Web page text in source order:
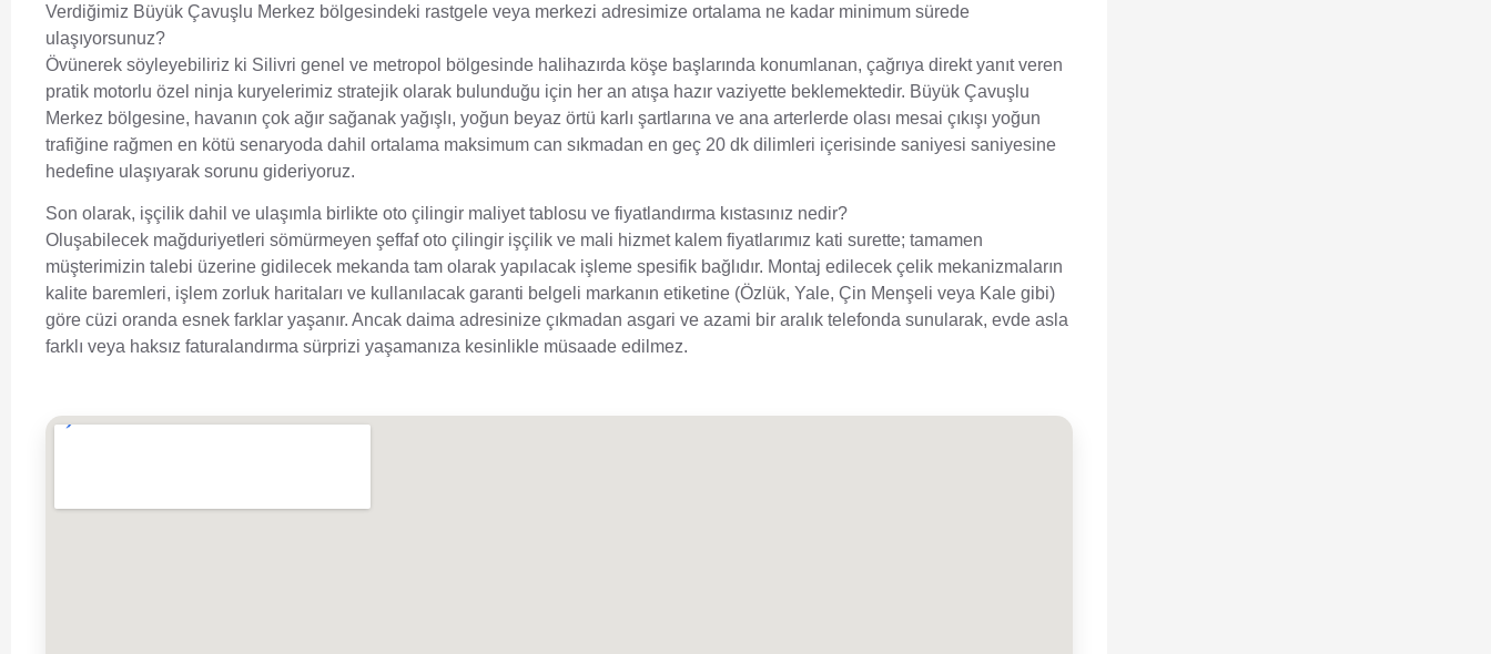
Verdiğimiz Büyük Çavuşlu Merkez bölgesindeki rastgele veya merkezi adresimize ortalama ne kadar minimum sürede
ulaşıyorsunuz?
Övünerek söyleyebiliriz ki Silivri genel ve metropol bölgesinde halihazırda köşe başlarında konumlanan, çağrıya direkt yanıt veren
pratik motorlu özel ninja kuryelerimiz stratejik olarak bulunduğu için her an atışa hazır vaziyette beklemektedir. Büyük Çavuşlu
Merkez bölgesine, havanın çok ağır sağanak yağışlı, yoğun beyaz örtü karlı şartlarına ve ana arterlerde olası mesai çıkışı yoğun
trafiğine rağmen en kötü senaryoda dahil ortalama maksimum can sıkmadan en geç 20 dk dilimleri içerisinde saniyesi saniyesine
hedefine ulaşıyarak sorunu gideriyoruz.
Son olarak, işçilik dahil ve ulaşımla birlikte oto çilingir maliyet tablosu ve fiyatlandırma kıstasınız nedir?
Oluşabilecek mağduriyetleri sömürmeyen şeffaf oto çilingir işçilik ve mali hizmet kalem fiyatlarımız kati surette; tamamen
müşterimizin talebi üzerine gidilecek mekanda tam olarak yapılacak işleme spesifik bağlıdır. Montaj edilecek çelik mekanizmaların
kalite baremleri, işlem zorluk haritaları ve kullanılacak garanti belgeli markanın etiketine (Özlük, Yale, Çin Menşeli veya Kale gibi)
göre cüzi oranda esnek farklar yaşanır. Ancak daima adresinize çıkmadan asgari ve azami bir aralık telefonda sunularak, evde asla
farklı veya haksız faturalandırma sürprizi yaşamanıza kesinlikle müsaade edilmez.